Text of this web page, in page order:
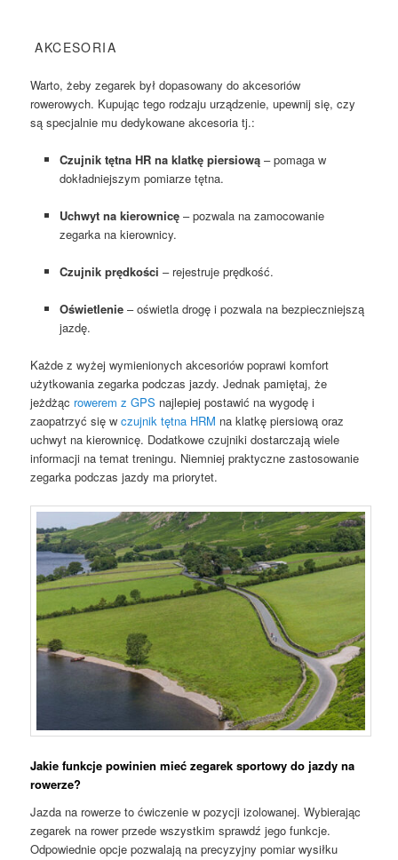
AKCESORIA
Warto, żeby zegarek był dopasowany do akcesoriów
rowerowych. Kupując tego rodzaju urządzenie, upewnij się, czy
są specjalnie mu dedykowane akcesoria tj.:
Czujnik tętna HR na klatkę piersiową– pomaga w
dokładniejszym pomiarze tętna.
Uchwyt na kierownicę– pozwala na zamocowanie
zegarka na kierownicy.
Czujnik prędkości – rejestruje prędkość.
Oświetlenie– oświetla drogę i pozwala na bezpieczniejszą
jazdę.
Każde z wyżej wymienionych akcesoriów poprawi komfort
użytkowania zegarka podczas jazdy. Jednak pamiętaj, że
jeżdżąc rowerem z GPS najlepiej postawić na wygodę i
zaopatrzyć się wczujnik tętna HRM na klatkę piersiową oraz
uchwyt na kierownicę. Dodatkowe czujniki dostarczają wiele
informacji na temat treningu. Niemniej praktyczne zastosowanie
zegarka podczas jazdy ma priorytet.
Jakie funkcje powinien mieć zegarek sportowy do jazdy na
rowerze?
Jazda na rowerze to ćwiczenie w pozycji izolowanej. Wybierając
zegarek na rower przede wszystkim sprawdź jego funkcje.
Odpowiednie opcje pozwalają na precyzyjny pomiar wysiłku